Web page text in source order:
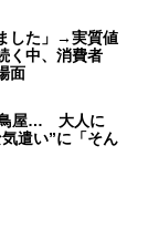
した」→実質値
く中、消費者
面
鳥屋… 大人に
遣い”に「そん